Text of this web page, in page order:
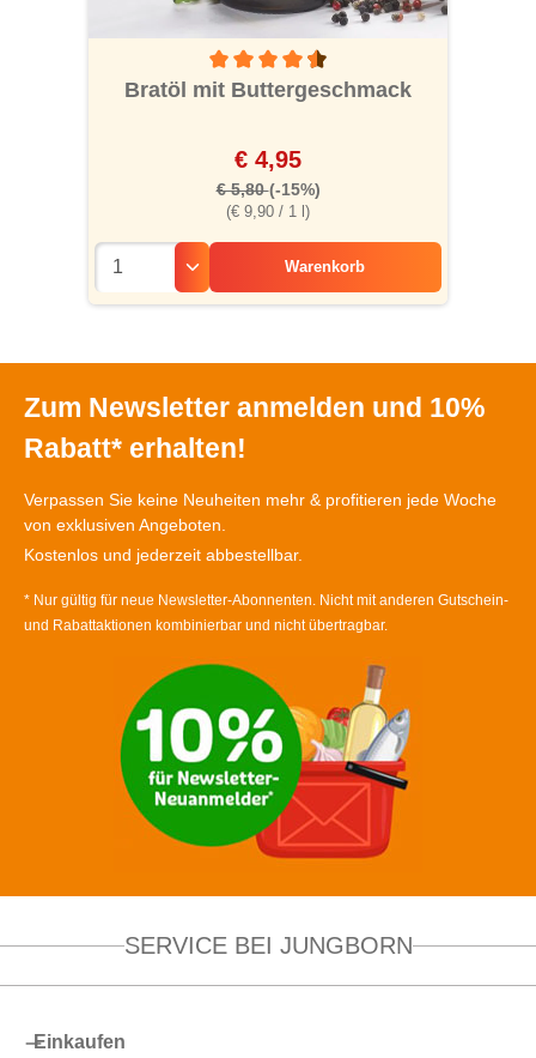
Durchschnittliche Bewertung von 4.5 von 5
Bratöl mit Buttergeschmack
(€ 9,90 / 1 l)
€ 4,95
€ 5,80(-15%)
Warenkorb
Zum Newsletter anmelden und 10%
Rabatt* erhalten!
Verpassen Sie keine Neuheiten mehr & profitieren jede Woche
von exklusiven Angeboten.
Kostenlos und jederzeit abbestellbar.
* Nur gültig für neue Newsletter-Abonnenten. Nicht mit anderen Gutschein-
und Rabattaktionen kombinierbar und nicht übertragbar.
SERVICE BEI JUNGBORN
Einkaufen